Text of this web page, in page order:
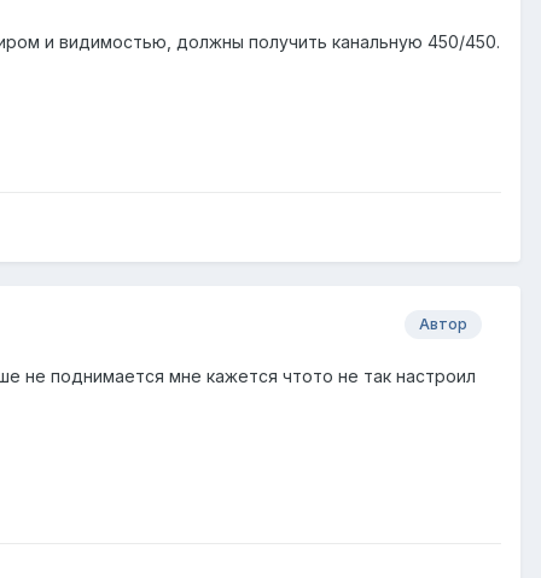
и видимостью, должны получить канальную 450/450.
Автор
не поднимается мне кажется чтото не так настроил